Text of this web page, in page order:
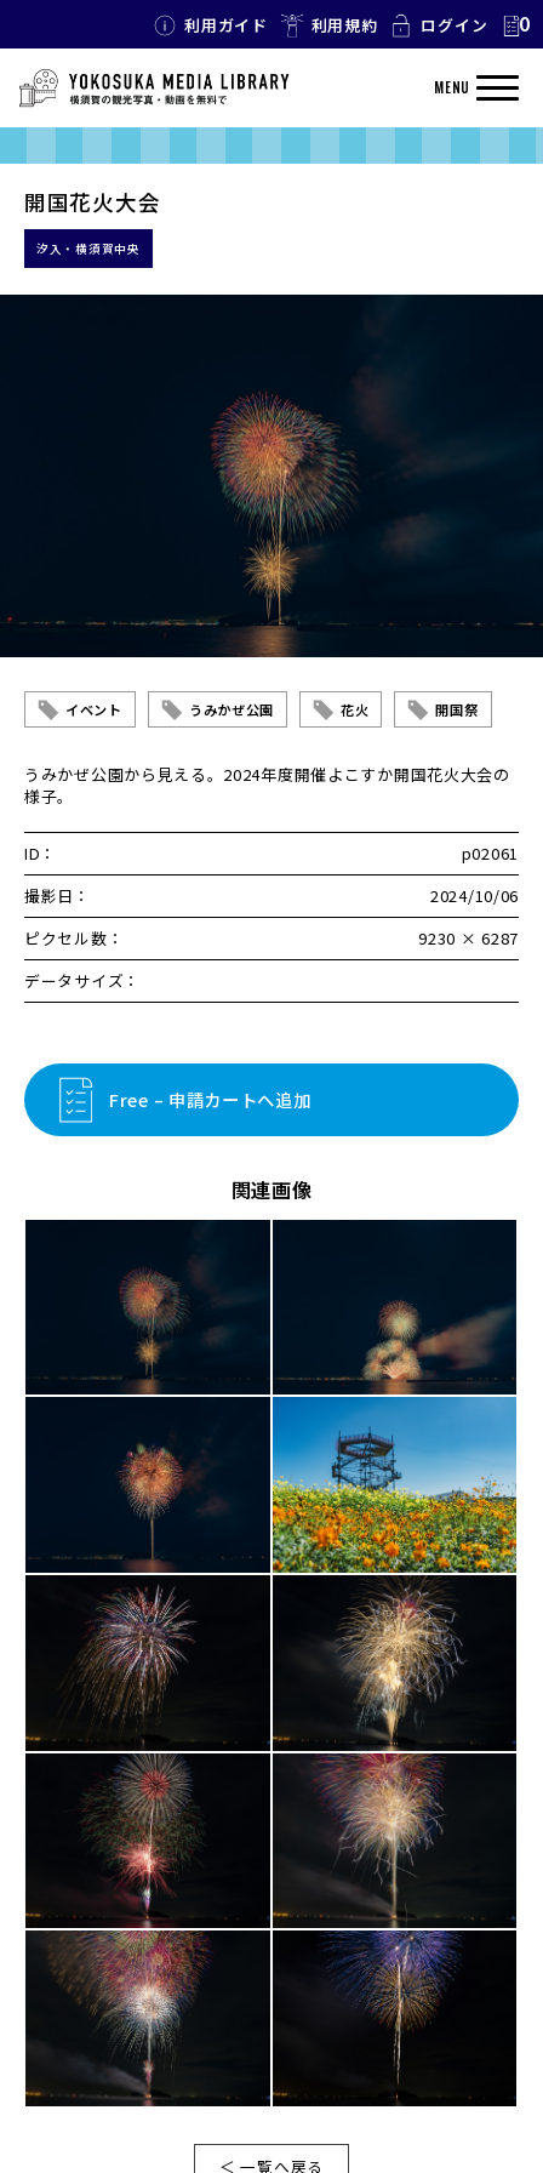
利用ガイド 利用規約 ログイン 0
MENU
開国花火大会
汐入・横須賀中央
イベント うみかぜ公園 花火 開国祭
うみかぜ公園から見える。2024年度開催よこすか開国花火大会の
様子。
ID：
p02061
撮影日：
2024/10/06
ピクセル数：
9230 × 6287
データサイズ：
Free – 申請カートへ追加
関連画像
＜ 一覧へ戻る